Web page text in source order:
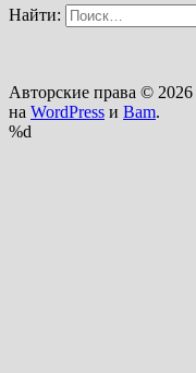
Найти:
Авторские права © 2026
на WordPress и Bam.
%d